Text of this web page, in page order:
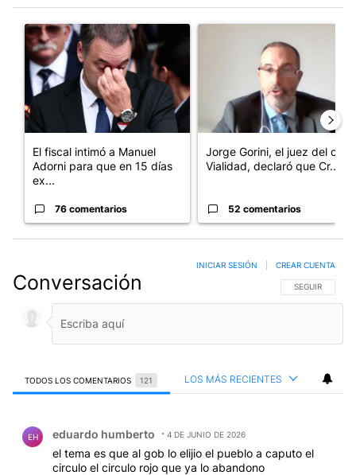
Un artículo de tendencia con el título "El fiscal intimó a
El fiscal intimó a Manuel
Adorni para que en 15 días
ex...
76 comentarios
Jorge Gorini, el juez del caso
Vialidad, declaró que Cr...
52 comentarios
Conversación SIGA ESTA
SEGUIR
INICIAR SESIÓN CREAR CUENTA
TODOS LOS COMENTARIOS 121 LOS MÁS RECIENTES
EH eduardo humberto 4 DE JUNIO DE 2026
el tema es que al gob lo elijio el pueblo a caputo el
circulo el circulo rojo que ya lo abandono